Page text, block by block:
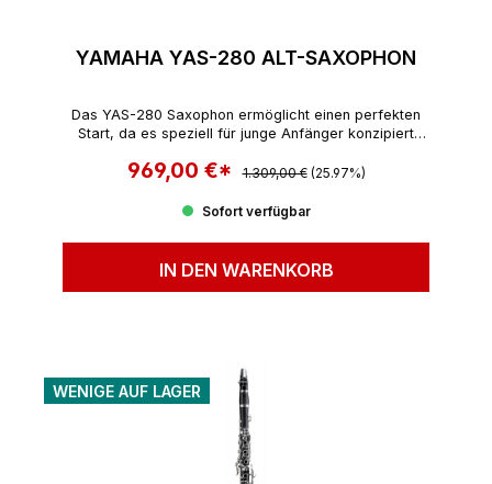
YAMAHA YAS-280 ALT-SAXOPHON
Das YAS-280 Saxophon ermöglicht einen perfekten
Start, da es speziell für junge Anfänger konzipiert
Verkaufspreis:
969,00 €* Regulärer Preis:
1.309,00 € (25.97%)
Sofort verfügbar
IN DEN WARENKORB
WENIGE AUF LAGER